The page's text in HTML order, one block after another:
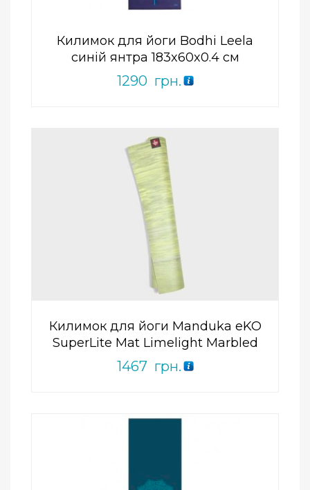
Килимок для йоги Bodhi Leela
синій янтра 183x60x0.4 см
1290 грн.
Килимок для йоги Manduka eKO
SuperLite Mat Limelight Marbled
1467 грн.
ПРИДБАТИ
Add to Wishlist